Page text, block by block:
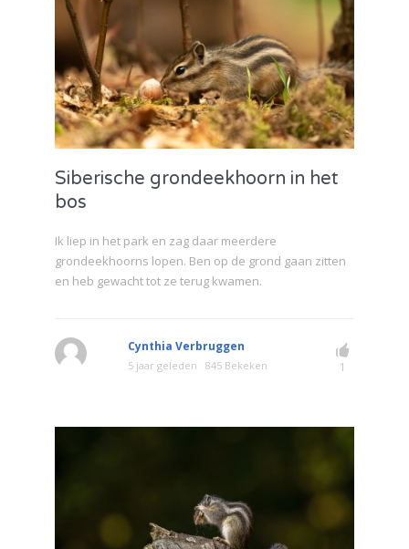
Siberische grondeekhoorn in het
bos
Ik liep in het park en zag daar meerdere
grondeekhoorns lopen. Ben op de grond gaan zitten
en heb gewacht tot ze terug kwamen.
Cynthia Verbruggen
5 jaar geleden 845 Bekeken 1